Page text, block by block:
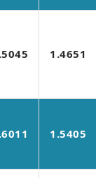
1.4651
1.5405